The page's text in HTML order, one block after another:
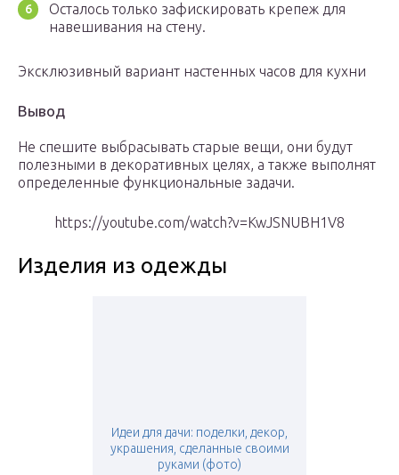
Осталось только зафискировать крепеж для
навешивания на стену.
Эксклюзивный вариант настенных часов для кухни
Вывод
Не спешите выбрасывать старые вещи, они будут
полезными в декоративных целях, а также выполнят
определенные функциональные задачи.
https://youtube.com/watch?v=KwJSNUBH1V8
Изделия из одежды
Идеи для дачи: поделки, декор,
украшения, сделанные своими
руками (фото)